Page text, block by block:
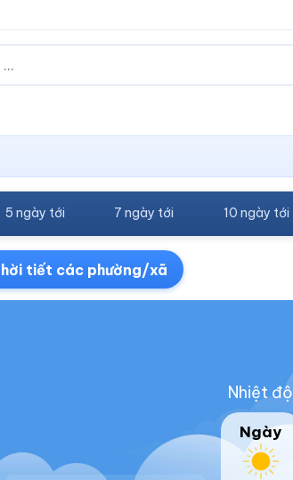
5 ngày tới 7 ngày tới 10 ngày tới
tiết các phường/xã
Nhiệt độ
Ngày